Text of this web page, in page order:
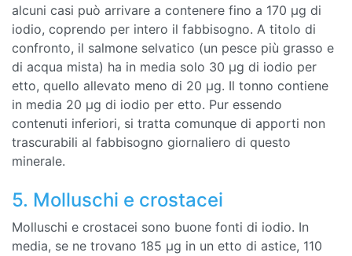
alcuni casi può arrivare a contenere fino a 170 µg di
iodio, coprendo per intero il fabbisogno. A titolo di
confronto, il salmone selvatico (un pesce più grasso e
di acqua mista) ha in media solo 30 µg di iodio per
etto, quello allevato meno di 20 µg. Il tonno contiene
in media 20 µg di iodio per etto. Pur essendo
contenuti inferiori, si tratta comunque di apporti non
trascurabili al fabbisogno giornaliero di questo
minerale.
5. Molluschi e crostacei
Molluschi e crostacei sono buone fonti di iodio. In
media, se ne trovano 185 µg in un etto di astice, 110